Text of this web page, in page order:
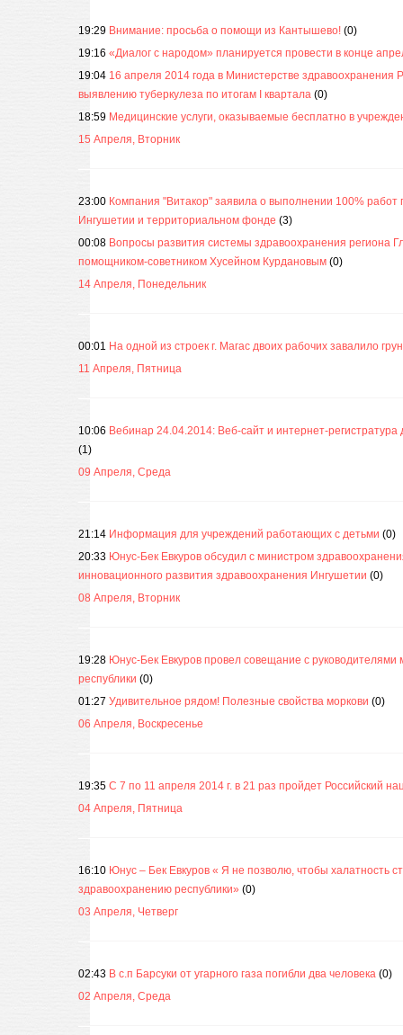
19:29 Внимание: просьба о помощи из Кантышево! (0)
19:16 «Диалог с народом» планируется провести в конце
19:04 16 апреля 2014 года в Министерстве
выявлению туберкулеза по итогам I квартала (0)
18:59 Медицинские услуги, оказываемые бесплатно в
15 Апреля, Вторник
23:00 Компания "Витакор" заявила о выполнении 100%
Ингушетии и территориальном фонде (3)
00:08 Вопросы развития системы здравоохранения региона
помощником-советником Хусейном Курдановым (0)
14 Апреля, Понедельник
00:01 На одной из строек г. Магас двоих рабочих завалило
11 Апреля, Пятница
10:06 Вебинар 24.04.2014: Веб-сайт и интернет-
(1)
09 Апреля, Среда
21:14 Информация для учреждений работающих с детьми (0)
20:33 Юнус-Бек Евкуров обсудил с министром
инновационного развития здравоохранения Ингушетии (0)
08 Апреля, Вторник
19:28 Юнус-Бек Евкуров провел совещание с руководителями
республики (0)
01:27 Удивительное рядом! Полезные свойства моркови (0)
06 Апреля, Воскресенье
19:35 С 7 по 11 апреля 2014 г. в 21 раз пройдет Российский
04 Апреля, Пятница
16:10 Юнус – Бек Евкуров « Я не позволю, чтобы халатность
здравоохранению республики» (0)
03 Апреля, Четверг
02:43 В с.п Барсуки от угарного газа погибли два человека (0)
02 Апреля, Среда